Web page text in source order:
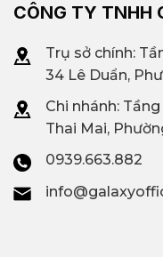
CÔNG TY TNHH
Trụ sở chính:
34 Lê Duẩn,
Chi nhánh: Tầng
Thai Mai,
0939.663.882